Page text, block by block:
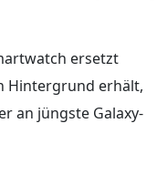
ersetzt
Hintergrund erhält,
an jüngste Galaxy-